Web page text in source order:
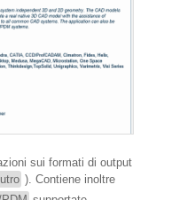
sui formati di output
). Contiene inoltre